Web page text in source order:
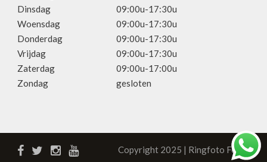
Dinsdag
09:00u-17:30u
Woensdag
09:00u-17:30u
Donderdag
09:00u-17:30u
Vrijdag
09:00u-17:30u
Zaterdag
09:00u-17:00u
Zondag
gesloten
Copyright 2025 | Ringfoto Focus